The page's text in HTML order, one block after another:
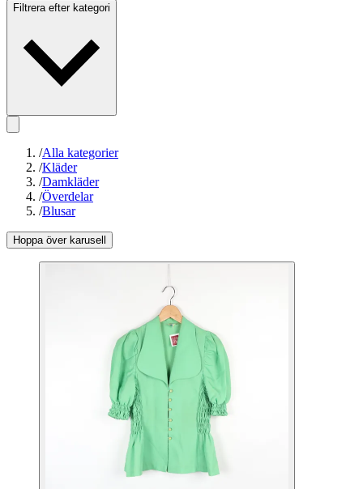
Filtrera efter kategori
/Alla kategorier
/Kläder
/Damkläder
/Överdelar
/Blusar
Hoppa över karusell